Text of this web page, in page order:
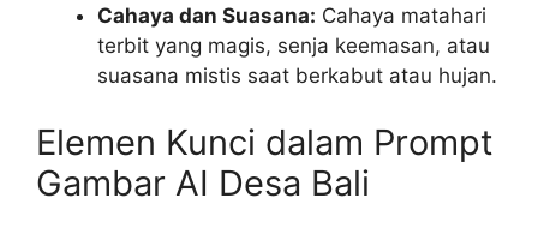
Cahaya dan Suasana: Cahaya matahari
terbit yang magis, senja keemasan, atau
suasana mistis saat berkabut atau hujan.
Elemen Kunci dalam Prompt
Gambar AI Desa Bali